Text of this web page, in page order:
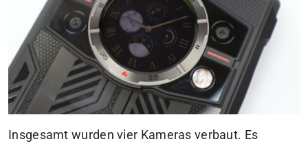
Insgesamt wurden vier Kameras verbaut. Es